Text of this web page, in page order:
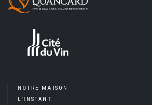
NOTRE MAISON
L’INSTANT